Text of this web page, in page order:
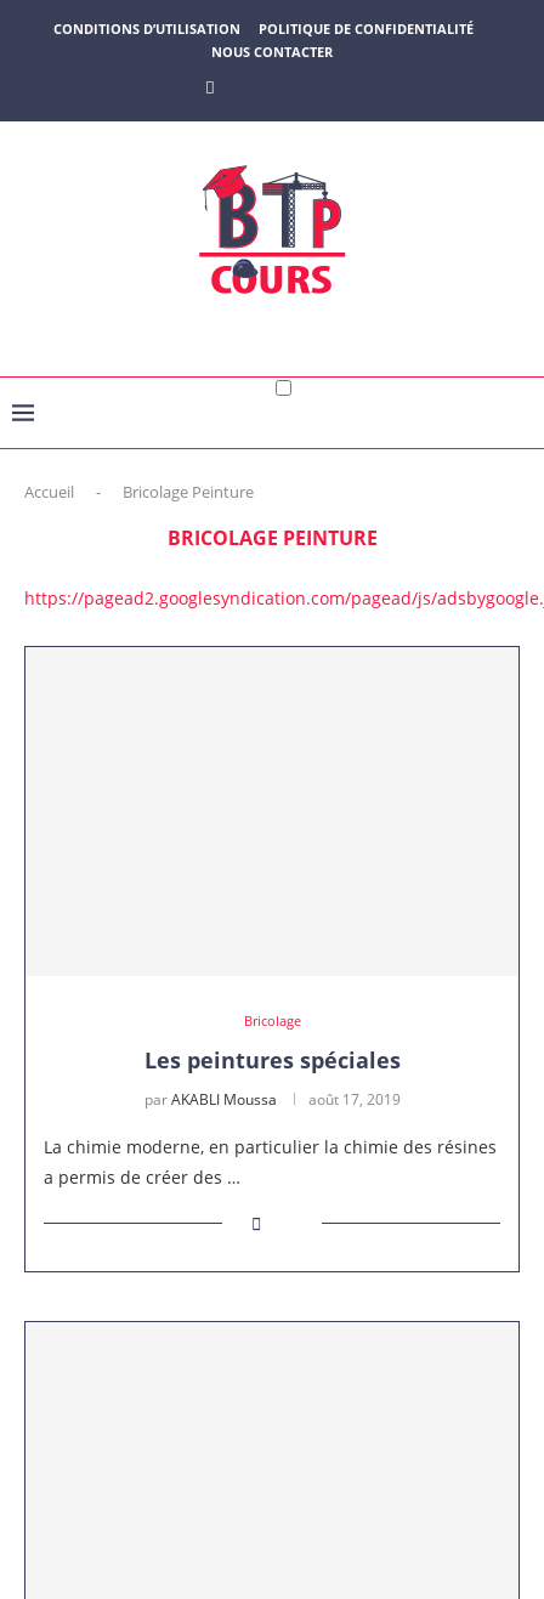
CONDITIONS D’UTILISATION
POLITIQUE DE CONFIDENTIALITÉ
NOUS CONTACTER
Accueil - Bricolage Peinture
BRICOLAGE PEINTURE
https://pagead2.googlesyndication.com/pagead/js/
Bricolage
Les peintures spéciales
parAKABLI Moussa août 17, 2019
La chimie moderne, en particulier la chimie des résines
a permis de créer des …